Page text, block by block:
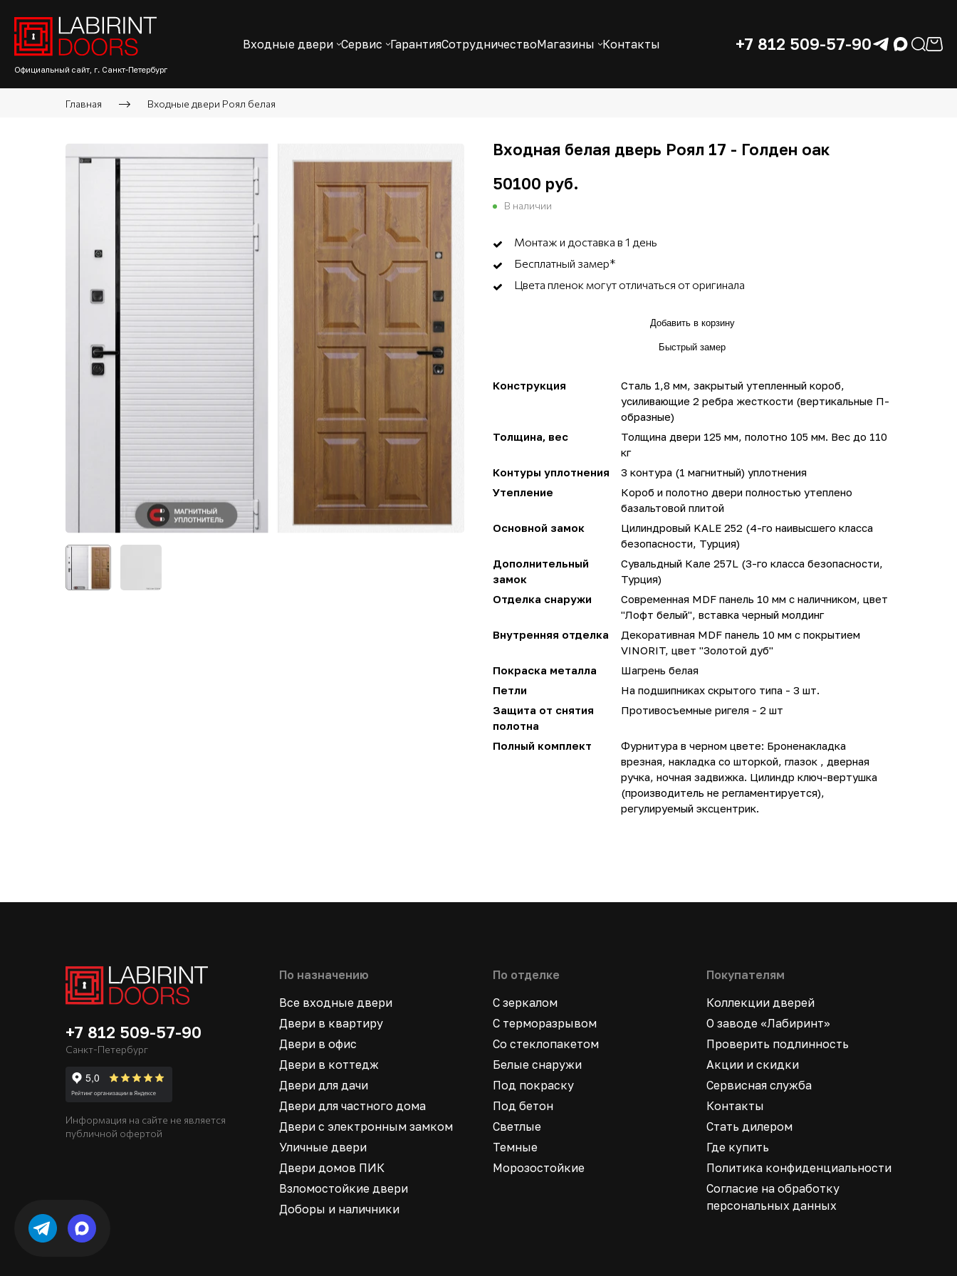
Официальный сайт, г. Санкт-Петербург
Входные двери Сервис ГарантияСотрудничествоМагазины Контакты +7 812 509-57-90
Главная Входные двери Роял белая
Входная белая дверь Роял 17 - Голден оак
50100 руб.
В наличии
Монтаж и доставка в 1 день
Бесплатный замер*
Цвета пленок могут отличаться от оригинала
Добавить в корзину
Быстрый замер
Конструкция
Сталь 1,8 мм, закрытый утепленный короб,
усиливающие 2 ребра жесткости (вертикальные П-
образные)
Толщина, вес
Толщина двери 125 мм, полотно 105 мм. Вес до 110
кг
Контуры уплотнения
3 контура (1 магнитный) уплотнения
Утепление
Короб и полотно двери полностью утеплено
базальтовой плитой
Основной замок
Цилиндровый KALE 252 (4-го наивысшего класса
безопасности, Турция)
Дополнительный
замок
Сувальдный Кале 257L (3-го класса безопасности,
Турция)
Отделка снаружи
Современная MDF панель 10 мм с наличником, цвет
"Лофт белый", вставка черный молдинг
Внутренняя отделка
Декоративная MDF панель 10 мм с покрытием
VINORIT, цвет "Золотой дуб"
Покраска металла
Шагрень белая
Петли
На подшипниках скрытого типа - 3 шт.
Защита от снятия
полотна
Противосъемные ригеля - 2 шт
Полный комплект
Фурнитура в черном цвете: Броненакладка
врезная, накладка со шторкой, глазок , дверная
ручка, ночная задвижка. Цилиндр ключ-вертушка
(производитель не регламентируется),
регулируемый эксцентрик.
+7 812 509-57-90
Санкт-Петербург
Информация на сайте не является
публичной офертой
По назначению
Все входные двери
Двери в квартиру
Двери в офис
Двери в коттедж
Двери для дачи
Двери для частного дома
Двери с электронным замком
Уличные двери
Двери домов ПИК
Взломостойкие двери
Доборы и наличники
По отделке
С зеркалом
С терморазрывом
Со стеклопакетом
Белые снаружи
Под покраску
Под бетон
Светлые
Темные
Морозостойкие
Покупателям
Коллекции дверей
О заводе «Лабиринт»
Проверить подлинность
Акции и скидки
Сервисная служба
Контакты
Стать дилером
Где купить
Политика конфиденциальности
Согласие на обработку
персональных данных